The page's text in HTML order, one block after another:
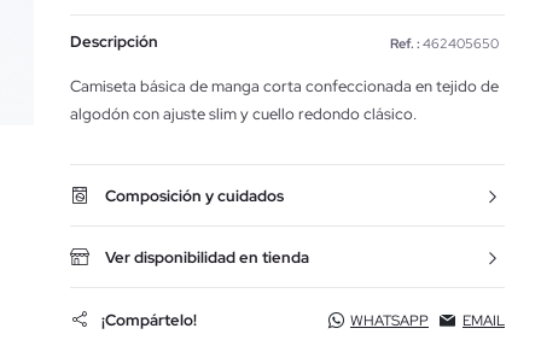
Descripción Ref. : 462405650
Camiseta básica de manga corta confeccionada en tejido de
algodón con ajuste slim y cuello redondo clásico.
Composición y cuidados
Ver disponibilidad en tienda
¡Compártelo! WHATSAPP EMAIL